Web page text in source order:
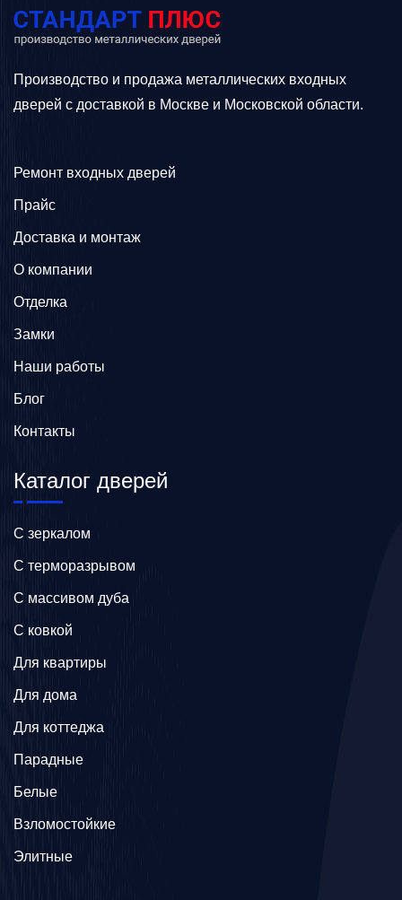
Производство и продажа металлических входных
дверей с доставкой в Москве и Московской области.
Ремонт входных дверей
Прайс
Доставка и монтаж
О компании
Отделка
Замки
Наши работы
Блог
Контакты
Каталог дверей
C зеркалом
C терморазрывом
C массивом дуба
C ковкой
Для квартиры
Для дома
Для коттеджа
Парадные
Белые
Взломостойкие
Элитные